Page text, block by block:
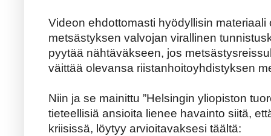
Videon ehdottomasti hyödyllisin materiaali
metsästyksen valvojan virallinen
pyytää nähtäväkseen, jos
väittää olevansa riistanhoitoyhdistyksen
Niin ja se mainittu ”Helsingin yliopiston
tieteellisiä ansioita lienee havainto siitä,
kriisissä, löytyy arvioitavaksesi täältä: